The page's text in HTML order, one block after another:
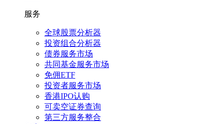
服务
全球股票分析器
投资组合分析器
债券服务市场
共同基金服务市场
免佣ETF
投资者服务市场
香港IPO认购
可卖空证券查询
第三方服务整合